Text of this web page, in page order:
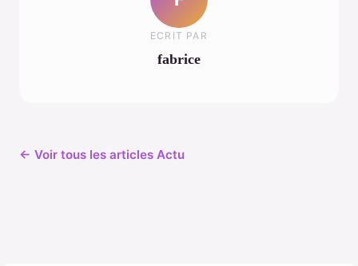
ECRIT PAR
fabrice
← Voir tous les articles Actu